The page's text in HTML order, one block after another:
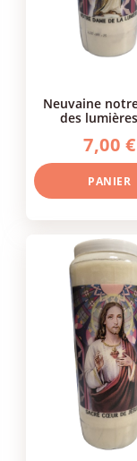
neuvaine notre dame
des
7,00 €
PANIER